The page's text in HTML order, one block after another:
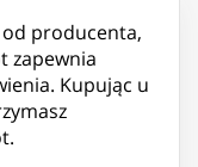
producenta,
zapewnia
Kupując u